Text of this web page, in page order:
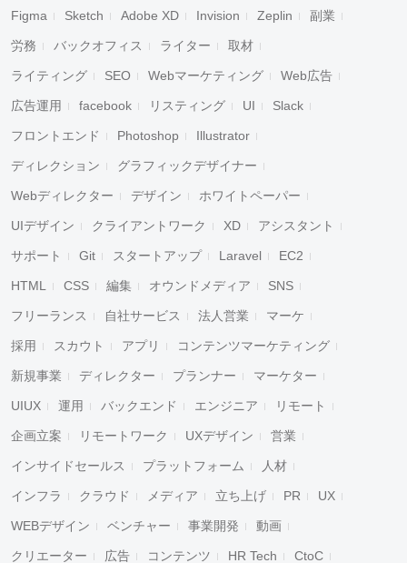
Figma Sketch Adobe XD Invision Zeplin 副業
労務 バックオフィス ライター 取材
ライティング SEO Webマーケティング Web広告
広告運用 facebook リスティング UI Slack
フロントエンド Photoshop Illustrator
ディレクション グラフィックデザイナー
Webディレクター デザイン ホワイトペーパー
UIデザイン クライアントワーク XD アシスタント
サポート Git スタートアップ Laravel EC2
HTML CSS 編集 オウンドメディア SNS
フリーランス 自社サービス 法人営業 マーケ
採用 スカウト アプリ コンテンツマーケティング
新規事業 ディレクター プランナー マーケター
UIUX 運用 バックエンド エンジニア リモート
企画立案 リモートワーク UXデザイン 営業
インサイドセールス プラットフォーム 人材
インフラ クラウド メディア 立ち上げ PR UX
WEBデザイン ベンチャー 事業開発 動画
クリエーター 広告 コンテンツ HR Tech CtoC